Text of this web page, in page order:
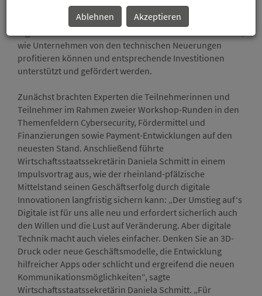
gemeinsam mit dem rheinland-pfälzischen
Wirtschaftsministerium auf der Veranstaltung „Alles
wie Unternehmen von den technischen Neuerungen
profitieren können und entsprechende Investitionen
unterstützt und gefördert werden.
Zunächst brachten Experten die Teilnehmerinnen und
Teilnehmer im Rahmen zweier Workshop-Runden in den
Themenfeldern Cybersecurity, Fördermittel und
Finanzierungen sowie Payment-Entwicklungen auf den
neuesten Stand. Anschließend führte
Wirtschaftsstaatssekretärin Daniela Schmitt in einem
Impulsvortrag aus, wie der rheinland-pfälzische
Mittelstand seinen Geschäftserfolg durch digitale
Innovationen langfristig sichern kann: „Der Umstieg auf‘s
Digitale ist für uns alle neu und erfordert sicherlich auch
den Willen und die Lust auf Veränderung. Aber digitale
Technik macht auch vieles einfacher. Denken Sie an 3D-
Druck oder neue Geschäftsmodelle, die Entwicklung
hilfreicher Apps oder schlicht und ergreifend die neuen
Kommunikationsmöglichkeiten“, sagte
Wirtschaftsstaatssekretärin Daniela Schmitt. „Für
Ablehnen
Akzeptieren